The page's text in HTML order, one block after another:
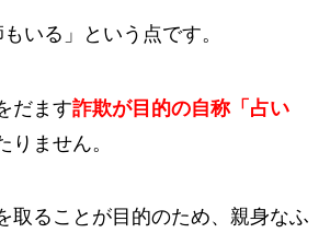
いる」という点です。
だます詐欺が目的の自称「占い
りません。
取ることが目的のため、親身なふ